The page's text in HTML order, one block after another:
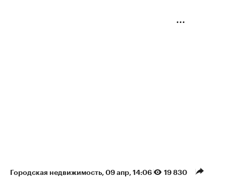
Городская недвижимость 09 апр, 14:06 19 830